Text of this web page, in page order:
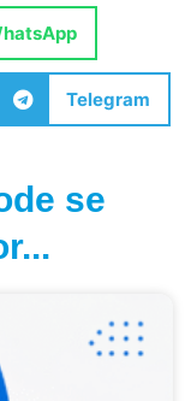
Telegram
se